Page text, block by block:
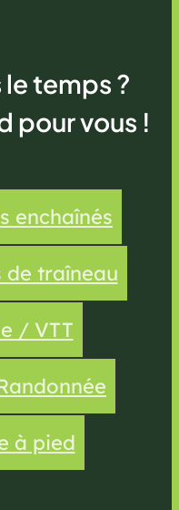
le temps ?
pour vous !
enchaînés
traîneau
/ VTT
à pied